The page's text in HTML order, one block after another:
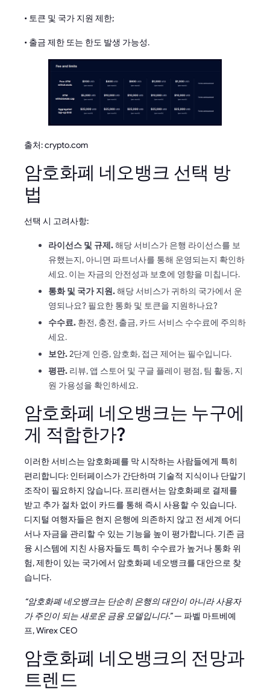
• 토큰 및 국가 지원 제한;
• 출금 제한 또는 한도 발생 가능성.
출처: crypto.com
암호화폐 네오뱅크 선택 방
법
선택 시 고려사항:
라이선스 및 규제.해당 서비스가 은행 라이선스를 보
유했는지, 아니면 파트너사를 통해 운영되는지 확인하
세요. 이는 자금의 안전성과 보호에 영향을 미칩니다.
통화 및 국가 지원.해당 서비스가 귀하의 국가에서 운
영되나요? 필요한 통화 및 토큰을 지원하나요?
수수료. 환전, 충전, 출금, 카드 서비스 수수료에 주의하
세요.
보안.2단계 인증, 암호화, 접근 제어는 필수입니다.
평판. 리뷰, 앱 스토어 및 구글 플레이 평점, 팀 활동, 지
원 가용성을 확인하세요.
암호화폐 네오뱅크는 누구에
게 적합한가?
이러한 서비스는 암호화폐를 막 시작하는 사람들에게 특히
편리합니다: 인터페이스가 간단하며 기술적 지식이나 단말기
조작이 필요하지 않습니다. 프리랜서는 암호화폐로 결제를
받고 추가 절차 없이 카드를 통해 즉시 사용할 수 있습니다.
디지털 여행자들은 현지 은행에 의존하지 않고 전 세계 어디
서나 자금을 관리할 수 있는 기능을 높이 평가합니다. 기존 금
융 시스템에 지친 사용자들도 특히 수수료가 높거나 통화 위
험, 제한이 있는 국가에서 암호화폐 네오뱅크를 대안으로 찾
습니다.
“암호화폐 네오뱅크는 단순히 은행의 대안이 아니라 사용자
가 주인이 되는 새로운 금융 모델입니다.”— 파벨 마트베예
프, Wirex CEO
암호화폐 네오뱅크의 전망과
트렌드